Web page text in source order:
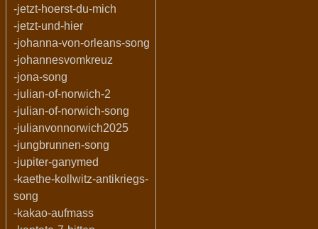
-jetzt-hoerst-du-mich
-jetzt-und-hier
-johanna-von-orleans-song
-johannesvomkreuz
-jona-song
-julian-of-norwich-2
-julian-of-norwich-song
-julianvonnorwich2025
-jungbrunnen-song
-jupiter-ganymed
-kaethe-kollwitz-antikriegs-
song
-kakao-aufmass